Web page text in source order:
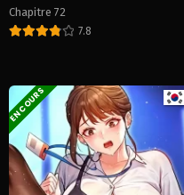
Chapitre 72
7.8
EN COURS